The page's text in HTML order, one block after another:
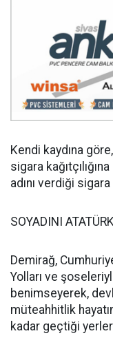
Kendi kaydına
sigara
adını verdiği sigara
SOYADINI
Demirağ,
Yolları ve
benimseyerek,
müteahhitlik
kadar geçtiği